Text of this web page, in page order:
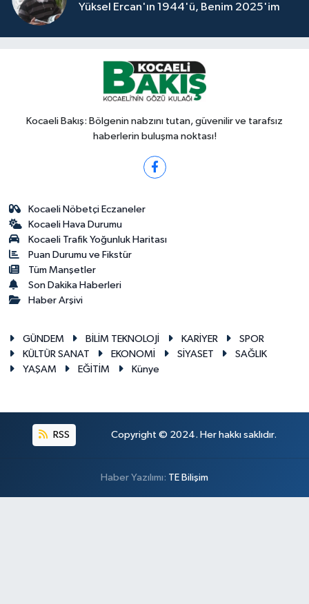
Yüksel Ercan'ın 1944'ü, Benim 2025'im
Kocaeli Bakış: Bölgenin nabzını tutan, güvenilir ve tarafsız
haberlerin buluşma noktası!
Kocaeli Nöbetçi Eczaneler
Kocaeli Hava Durumu
Kocaeli Trafik Yoğunluk Haritası
Puan Durumu ve Fikstür
Tüm Manşetler
Son Dakika Haberleri
Haber Arşivi
GÜNDEM BİLİM TEKNOLOJİ KARİYER
SPOR
KÜLTÜR SANAT
EKONOMİ SİYASET
SAĞLIK
YAŞAM
EĞİTİM Künye
RSS Copyright © 2024. Her hakkı saklıdır.
Haber Yazılımı: TE Bilişim